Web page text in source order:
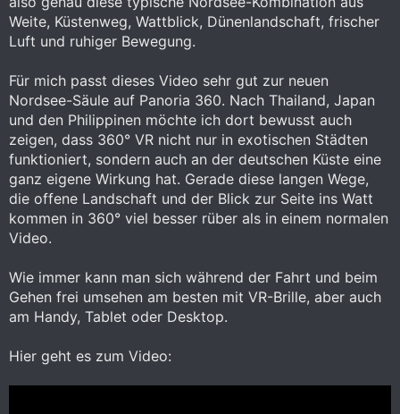
Weite, Küstenweg, Wattblick, Dünenlandschaft, frischer
Luft und ruhiger Bewegung.
Für mich passt dieses Video sehr gut zur neuen
Nordsee-Säule auf Panoria 360. Nach Thailand, Japan
und den Philippinen möchte ich dort bewusst auch
zeigen, dass 360° VR nicht nur in exotischen Städten
funktioniert, sondern auch an der deutschen Küste eine
ganz eigene Wirkung hat. Gerade diese langen Wege,
die offene Landschaft und der Blick zur Seite ins Watt
kommen in 360° viel besser rüber als in einem normalen
Video.
Wie immer kann man sich während der Fahrt und beim
Gehen frei umsehen am besten mit VR-Brille, aber auch
am Handy, Tablet oder Desktop.
Hier geht es zum Video: